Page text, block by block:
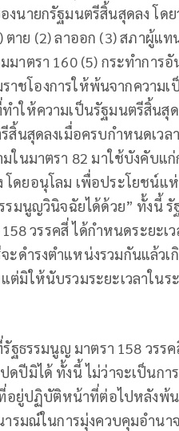
งนายกรัฐมนตรีสิ้นสุดลง โ
ตาย (2) ลาออก (3) สภาผู้แ
าตรา 160 (5) กระทำการ
าชโองการให้พ้นจากความ
ให้ความเป็นรัฐมนตรีสิ้นสุ
นสุดลงเมื่อครบกำหนดเวล
ในมาตรา 82 มาใช้บังคับแ
โดยอนุโลม เพื่อประโยชน์แ
รรมนูญวินิจฉัยได้ด้วย” ทั้งนี้
วรรคสี่ ได้กำหนดระยะเ
ดำรงตำแหน่งรวมกันแล้วเ
ต่มิให้นับรวมระยะเวลาใน
ฐธรรมนูญ มาตรา 158 วรร
ดปีมิได้ ทั้งนี้ ไม่ว่าจะเป็นก
ที่อยู่ปฏิบัติหน้าที่ต่อไปหลัง
ารมณ์ในการมุ่งควบคุมอำน